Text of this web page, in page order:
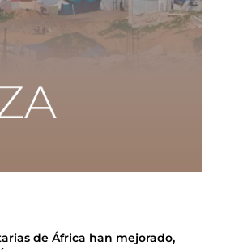
de África han mejorado,